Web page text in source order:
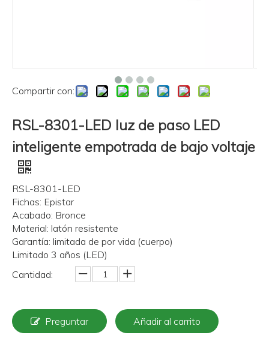
Compartir con:
RSL-8301-LED luz de paso LED
inteligente empotrada de bajo voltaje
RSL-8301-LED
Fichas: Epistar
Acabado: Bronce
Material: latón resistente
Garantía: limitada de por vida (cuerpo)
Limitado 3 años (LED)
Cantidad:
Preguntar Añadir al carrito